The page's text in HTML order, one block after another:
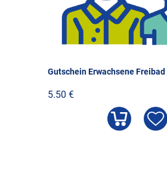
Gutschein Erwachsene
5.50 €